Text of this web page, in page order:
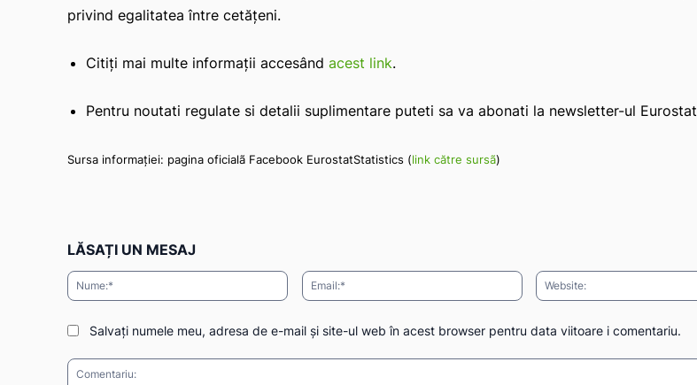
privind egalitatea între cetățeni.
Citiți mai multe informații accesând acest link.
Pentru noutati regulate si detalii suplimentare puteti sa va abonati la newsletter-ul Eurostat
Sursa informației: pagina oficialã Facebook EurostatStatistics (link către sursã)
LĂSAȚI UN MESAJ
Nume:* Email:*
Salvați numele meu, adresa de e-mail și site-ul web în acest browser pentru data viitoare i comentariu.